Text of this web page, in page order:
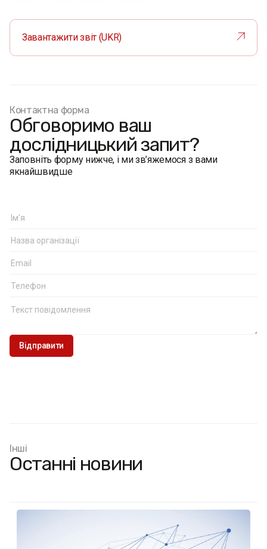
Завантажити звіт (UKR)
Контактна форма
Обговоримо ваш
дослідницький запит?
Заповніть форму нижче, і ми зв’яжемося з вами
якнайшвидше
Інші
Останні новини